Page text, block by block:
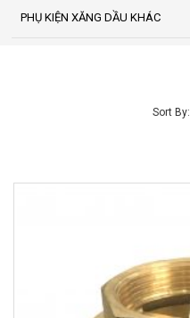
PHỤ KIỆN XĂNG DẦU KHÁC
Sort By: